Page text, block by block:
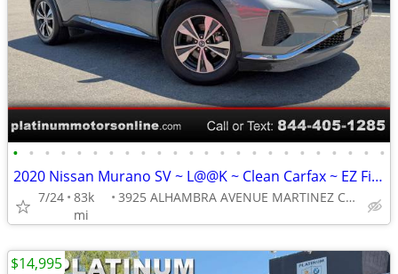
• • • • • • • • • • • • • • • • • • • • • • • •
2020 Nissan Murano SV ~ L@@K ~ Clean Carfax ~ EZ Finance ~ Call Now !
7/24 83k
mi
3925 ALHAMBRA AVENUE MARTINEZ CA 94553
$14,995